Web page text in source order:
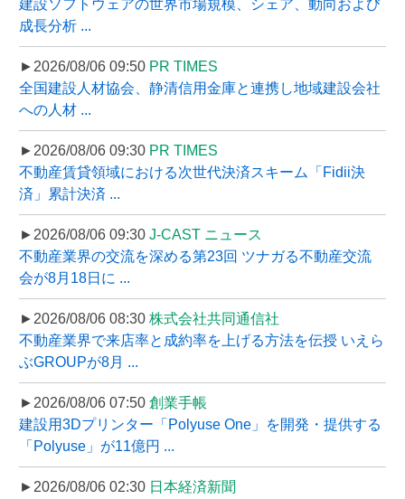
建設ソフトウェアの世界市場規模、シェア、動向および
成長分析 ...
►2026/08/06 09:50 PR TIMES
全国建設人材協会、静清信用金庫と連携し地域建設会社
への人材 ...
►2026/08/06 09:30 PR TIMES
不動産賃貸領域における次世代決済スキーム「Fidii決
済」累計決済 ...
►2026/08/06 09:30 J-CAST ニュース
不動産業界の交流を深める第23回 ツナガる不動産交流
会が8月18日に ...
►2026/08/06 08:30 株式会社共同通信社
不動産業界で来店率と成約率を上げる方法を伝授 いえら
ぶGROUPが8月 ...
►2026/08/06 07:50 創業手帳
建設用3Dプリンター「Polyuse One」を開発・提供する
「Polyuse」が11億円 ...
►2026/08/06 02:30 日本経済新聞